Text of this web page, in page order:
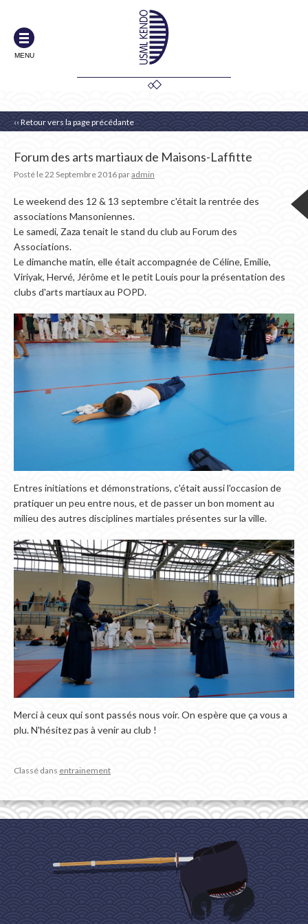
MENU
‹‹ Retour vers la page précédante
Forum des arts martiaux de Maisons-Laffitte
Posté le22 Septembre 2016paradmin
Le weekend des 12 & 13 septembre c'était la rentrée des
associations Mansoniennes.
Le samedi, Zaza tenait le stand du club au Forum des
Associations.
Le dimanche matin, elle était accompagnée de Céline, Emilie,
Viriyak, Hervé, Jérôme et le petit Louis pour la présentation des
clubs d'arts martiaux au POPD.
Entres initiations et démonstrations, c'était aussi l'occasion de
pratiquer un peu entre nous, et de passer un bon moment au
milieu des autres disciplines martiales présentes sur la ville.
Merci à ceux qui sont passés nous voir. On espère que ça vous a
plu. N'hésitez pas à venir au club !
Classé dans entrainement